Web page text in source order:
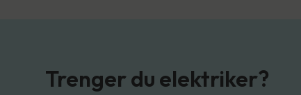
Trenger du elektriker?